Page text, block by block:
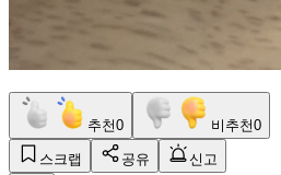
추천0 비추천0
스크랩 공유
신고